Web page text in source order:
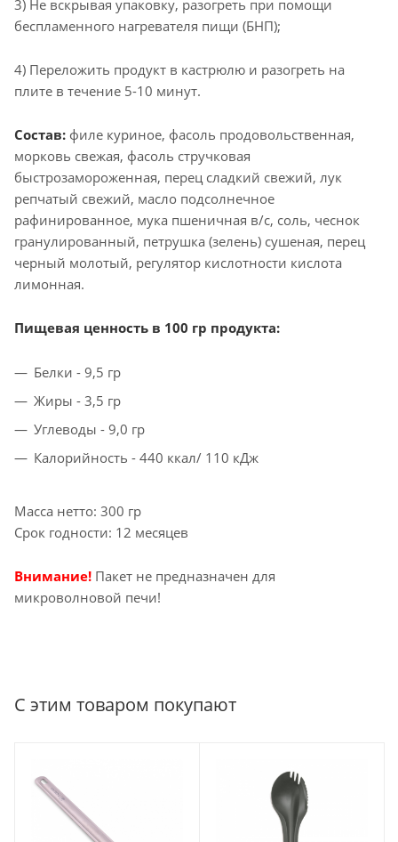
3) Не вскрывая упаковку, разогреть при помощи
беспламенного нагревателя пищи (БНП);
4) Переложить продукт в кастрюлю и разогреть на
плите в течение 5-10 минут.
Состав: филе куриное, фасоль продовольственная,
морковь свежая, фасоль стручковая
быстрозамороженная, перец сладкий свежий, лук
репчатый свежий, масло подсолнечное
рафинированное, мука пшеничная в/с, соль, чеснок
гранулированный, петрушка (зелень) сушеная, перец
черный молотый, регулятор кислотности кислота
лимонная.
Пищевая ценность в 100 гр продукта:
Белки - 9,5 гр
Жиры - 3,5 гр
Углеводы - 9,0 гр
Калорийность - 440 ккал/ 110 кДж
Масса нетто: 300 гр
Срок годности: 12 месяцев
Внимание! Пакет не предназначен для
микроволновой печи!
С этим товаром покупают